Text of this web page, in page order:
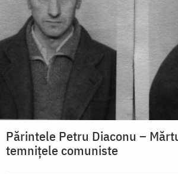
Părintele Petru Diaconu –
temnițele comuniste